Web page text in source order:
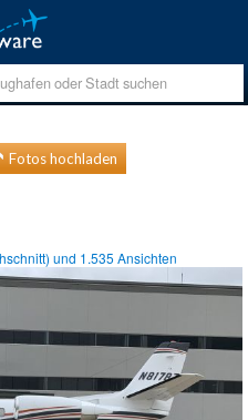
Fotos hochladen
und 1.535 Ansichten